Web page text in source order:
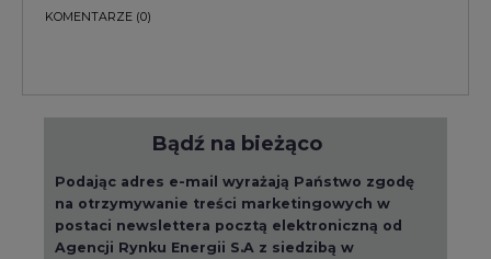
KOMENTARZE (0)
Bądź na bieżąco
Podając adres e-mail wyrażają Państwo zgodę
na otrzymywanie treści marketingowych w
postaci newslettera pocztą elektroniczną od
Agencji Rynku Energii S.A z siedzibą w